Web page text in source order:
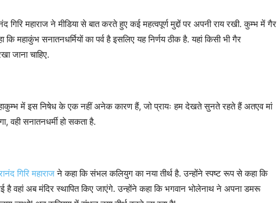
गिरि महाराज ने मीडिया से बात करते हुए कई महत्वपूर्ण मुद्दों पर अपनी राय रखी. कुम्भ में गैर
महाकुंभ सनातनधर्मियों का पर्व है इसलिए यह निर्णय ठीक है. यहां किसी भी गैर
जाना चाहिए.
महाकुम्भ में इस निषेध के एक नहीं अनेक कारण हैं, जो प्रायः हम देखते सुनते रहते हैं अतएव मां
वही सनातनधर्मी हो सकता है.
गिरि महाराजने कहा कि संभल कलियुग का नया तीर्थ है. उन्होंने स्पष्ट रूप से कहा कि
है वहां अब मंदिर स्थापित किए जाएंगे. उन्होंने कहा कि भगवान भोलेनाथ ने अपना डमरू